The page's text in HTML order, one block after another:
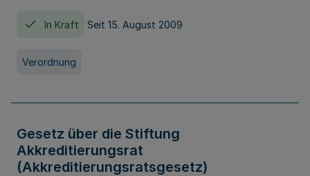
In Kraft Seit 15. August 2009
Verordnung
Gesetz über die Stiftung
Akkreditierungsrat
(Akkreditierungsratsgesetz)